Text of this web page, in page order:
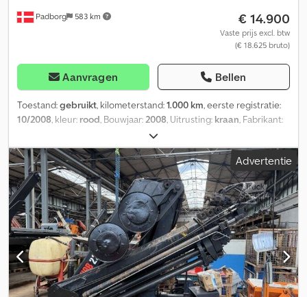
Padborg 583 km € 14.900
Vaste prijs excl. btw
(€ 18.625 bruto)
Aanvragen Bellen
Toestand:gebruikt, kilometerstand:1.000 km, eerste registratie:
10/2008, kleur: rood, Bouwjaar:2008, Uitrusting: kraan, Fabrikant:
Hiab Model: 211 EP-5 Hipro met afstandsbediening Bouwjaar: 2008
Conditie: Goed Chedpfx Aezh Umloa Tea Serienummer: 21100548
Ref. nr.: 7922 Tonsmeter: 21 Afstandsbediening: ? Aantal
hydraulische uitschuivingen: 5 Maximale reikwijdte (hydraulisch):
15,1 m (1.060 kg)
Advertentie